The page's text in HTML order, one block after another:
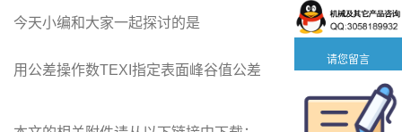
今天小编和大家一起探讨的是
用公差操作数TEXI指定表面峰谷值公差
请您留言